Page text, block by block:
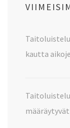
kautta